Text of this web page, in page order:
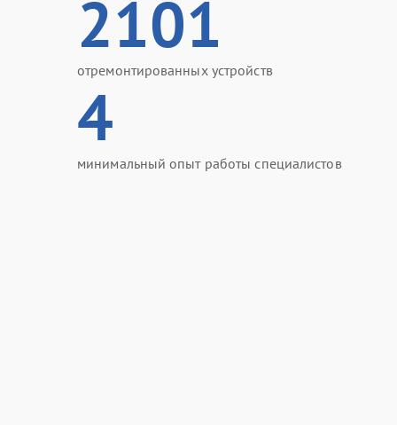
2101
отремонтированных устройств
4
минимальный опыт работы специалистов